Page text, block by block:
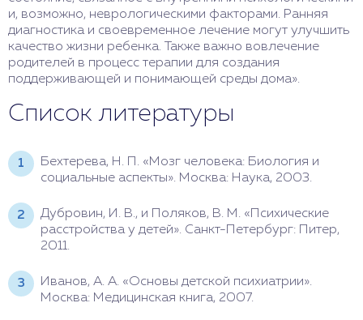
и, возможно, неврологическими факторами. Ранняя
диагностика и своевременное лечение могут улучшить
качество жизни ребенка. Также важно вовлечение
родителей в процесс терапии для создания
поддерживающей и понимающей среды дома».
Список литературы
Бехтерева, Н. П. «Мозг человека: Биология и
социальные аспекты». Москва: Наука, 2003.
Дубровин, И. В., и Поляков, В. М. «Психические
расстройства у детей». Санкт-Петербург: Питер,
2011.
Иванов, А. А. «Основы детской психиатрии».
Москва: Медицинская книга, 2007.